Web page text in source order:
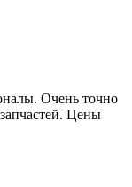
Очень точно
Цены